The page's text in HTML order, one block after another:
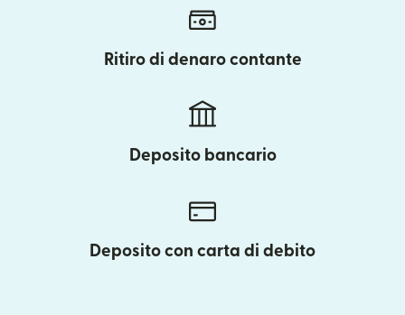
Ritiro di denaro contante
Deposito bancario
Deposito con carta di debito